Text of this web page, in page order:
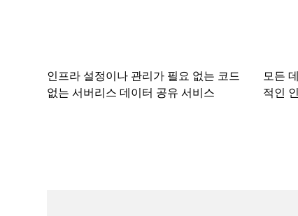
인프라 설정이나 관리가 필요 없는 코드
없는 서버리스 데이터 공유 서비스
모든
적인